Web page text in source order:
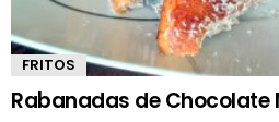
FRITOS
Rabanadas de Chocolate